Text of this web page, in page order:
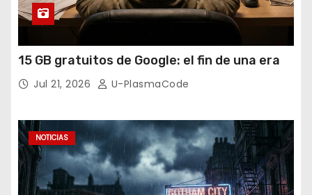
15 GB gratuitos de Google: el fin de una era
Jul 21, 2026 U-PlasmaCode
NOTICIAS